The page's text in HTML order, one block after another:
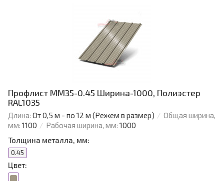
Профлист ММ35-0.45 Ширина-1000, Полиэстер
RAL1035
Длина: От 0,5 м - по 12 м (Режем в размер)
Общая ширина,
мм: 1100 Рабочая ширина, мм: 1000
Толщина металла, мм:
0.45
Цвет: